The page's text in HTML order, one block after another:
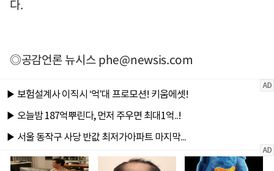
다.
◎공감언론 뉴시스phe@newsis.com